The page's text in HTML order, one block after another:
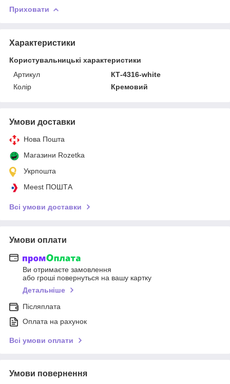
Приховати
Характеристики
Користувальницькі характеристики
Артикул
КТ-4316-white
Колір
Кремовий
Умови доставки
Нова Пошта
Магазини Rozetka
Укрпошта
Meest ПОШТА
Всі умови доставки
Умови оплати
Ви отримаєте замовлення
або гроші повернуться на вашу картку
Детальніше
Післяплата
Оплата на рахунок
Всі умови оплати
Умови повернення